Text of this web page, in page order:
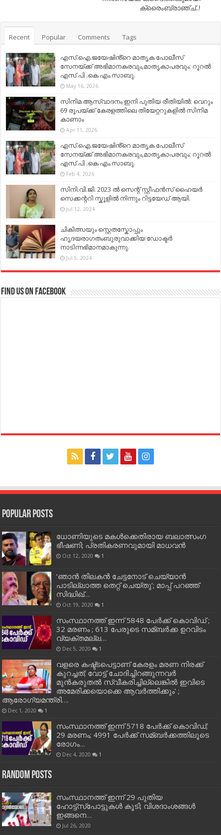
ക്രെെംബ്രാഞ്ച്..!
Recent Popular Comments Tags
എസ്.ഐ.ജയേഷിൻ്റെ മാതൃക പോലീസ്
സേനയ്ക്ക് അഭിമാനകരവും,മാതൃകാപരവും: റൂറൽ
എസ്.പി .കെ.എം.സാബു.
May 16, 2026
സിനിമ ആസ്വാദനം ഇനി പുതിയ രീതിയിൽ: വെറും
69 രൂപയ്ക്ക് കേരളത്തിലെ തിയേറ്ററുകളിൽ സിനിമ
കാണാം
Apr 11, 2026
എസ്.ഐ.ജയേഷിൻ്റെ മാതൃക പോലീസ്
സേനയ്ക്ക് അഭിമാനകരവും,മാതൃകാപരവും: റൂറൽ
എസ്.പി .കെ.എം.സാബു.
Feb 4, 2026
സിനി.വി.ജി. 2023 ൽ സെന്റ് സ്റ്റീഫൻസ് ഹൈയർ
സെക്കന്ററി സ്കൂളിൽ നിന്നും റിട്ടയേഡ് ആയി.
Jul 12, 2024
ചികിത്സയും സ്റ്റെതസ്കോപ്പും
ഹൃദയരാഗതംബുരുവാക്കിയ ഡോക്ടർ
നാടിന്നഭിമാനമാകുന്നു.
Jul 5, 2024
Find us on Facebook
Popular Posts
ധോണിയുടെ മകള്‍ക്കെതിരായ ബലാത്സംഗ
ഭീഷണി; പ്രതികരണവുമായി മാധവന്‍
Oct 12, 2020 1
‘ഞാന്‍ തിലകന്‍ ചേട്ടനോട് ചെയ്യാന്‍
പാടില്ലാത്ത തെറ്റ് ചെയ്തു’; മാപ്പ് പറഞ്ഞ്
സിദ്ധിഖ്…
Oct 19, 2020 1
സംസ്ഥാനത്ത് ഇന്ന് 5848 പേര്‍ക്ക് കൊവി‌ഡ് ;
32 മരണം ; 613 പേരുടെ സമ്ബര്‍ക്ക ഉറവിടം
വ്യക്തമല്ല…
Dec 5, 2020 1
വളരെ കഷ്ട്ടപെട്ടാണ് കേരളം മരണ നിരക്ക്
കുറച്ചത്; വോട്ട് ചോദിച്ചിറങ്ങുന്നവർ
മുൻകരുതൽ സ്വീകരിച്ചില്ലെങ്കിൽ ഇവിടെ
അമേരിക്കയൊക്കെ ആവർത്തിക്കും’ ;
ആരോഗ്യമന്ത്രി….
Dec 1, 2020 1
സംസ്ഥാനത്ത് ഇന്ന് 5718 പേര്‍ക്ക് കൊവിഡ്;
29 മരണം; 4991 പേര്‍ക്ക് സമ്ബര്‍ക്കത്തിലൂടെ
രോഗം…
Dec 4, 2020 1
Random Posts
സംസ്ഥാനത്ത് ഇന്ന് 29 പുതിയ
ഹോട്ട്‌സ്‌പോട്ടുകള്‍ കൂടി; വിശദാംശങ്ങള്‍
ഇങ്ങനെ…
Jul 26, 2020